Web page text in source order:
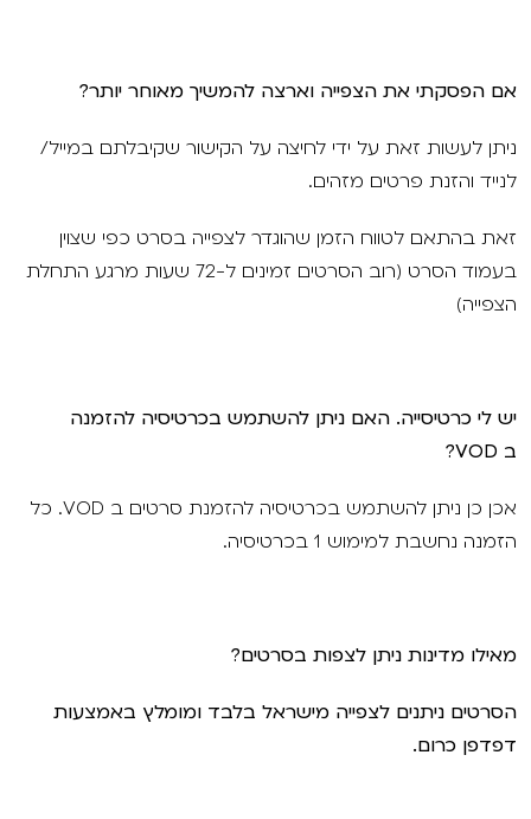
אם הפסקתי את הצפייה וארצה להמשיך מאוחר יותר?
ניתן לעשות זאת על ידי לחיצה על הקישור שקיבלתם במייל/
לנייד והזנת פרטים מזהים.
זאת בהתאם לטווח הזמן שהוגדר לצפייה בסרט כפי שצוין
בעמוד הסרט (רוב הסרטים זמינים ל-72 שעות מרגע התחלת
הצפייה)
יש לי כרטיסייה. האם ניתן להשתמש בכרטיסיה להזמנה
ב VOD
?
אכן כן ניתן להשתמש בכרטיסיה להזמנת סרטים ב VOD. כל
הזמנה נחשבת למימוש 1 בכרטיסיה.
מאילו מדינות ניתן לצפות בסרטים?
הסרטים ניתנים לצפייה מישראל בלבד ומומלץ באמצעות
דפדפן כרום.